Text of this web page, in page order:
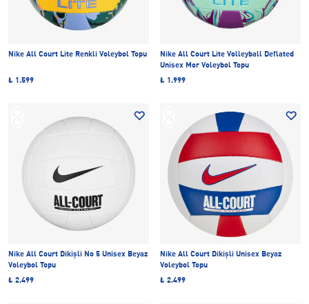
Nike All Court Lite Renkli Voleybol Topu
₺ 1.599
Nike All Court Lite Volleyball Deflated
Unisex Mor Voleybol Topu
₺ 1.999
Nike All Court Dikişli No 5 Unisex Beyaz
Voleybol Topu
₺ 2.499
Nike All Court Dikişli Unisex Beyaz
Voleybol Topu
₺ 2.499